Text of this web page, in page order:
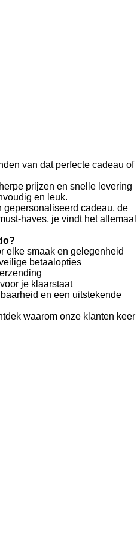
van dat perfecte cadeau of
prijzen en snelle levering
en leuk.
gepersonaliseerd cadeau, de
haves, je vindt het allemaal
elke smaak en gelegenheid
betaalopties
je klaarstaat
en een uitstekende
waarom onze klanten keer